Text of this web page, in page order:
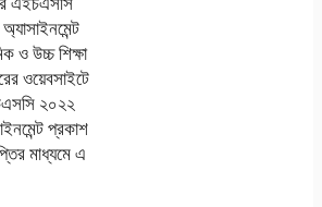
ও উচ্চ শিক্ষা
ওয়েবসাইটে
২০২২
প্রকাশ
মাধ্যমে এ